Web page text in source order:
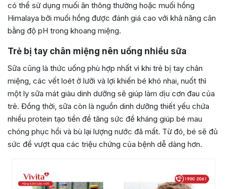
có thể sử dụng muối ăn thông thường hoặc muối hồng
Himalaya bởi muối hồng được đánh giá cao với khả năng cân
bằng độ pH trong khoang miệng.
Trẻ bị tay chân miệng nên uống nhiều sữa
Sữa cũng là thức uống phù hợp nhất vì khi trẻ bị tay chân
miệng, các vết loét ở lưỡi và lợi khiến bé khó nhai, nuốt thì
một ly sữa mát giàu dinh dưỡng sẽ giúp làm dịu cơn đau của
trẻ. Đồng thời, sữa còn là nguồn dinh dưỡng thiết yếu chứa
nhiều protein tạo tiền đề tăng sức đề kháng giúp bé mau
chóng phục hồi và bù lại lượng nước đã mất. Từ đó, bé sẽ đủ
sức để vượt qua các triệu chứng của bệnh dễ dàng hơn.